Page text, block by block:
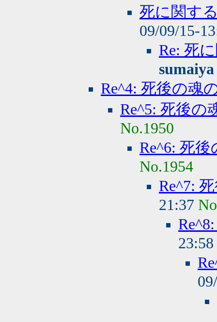
死に関す
09/09/15-
Re: 死
sumaiya
Re^4: 死後の魂
Re^5: 死後の
No.1950
Re^6: 死
No.1954
Re^7:
21:37
23:58